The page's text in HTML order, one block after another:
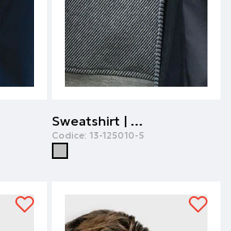
Sweatshirt | Grigio melange
Codice: 13-125010-5